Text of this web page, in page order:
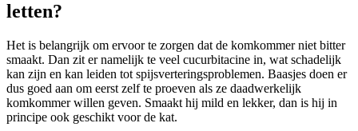
letten?
Het is belangrijk om ervoor te zorgen dat de komkommer niet bitter
smaakt. Dan zit er namelijk te veel cucurbitacine in, wat schadelijk
kan zijn en kan leiden tot spijsverteringsproblemen. Baasjes doen er
dus goed aan om eerst zelf te proeven als ze daadwerkelijk
komkommer willen geven. Smaakt hij mild en lekker, dan is hij in
principe ook geschikt voor de kat.